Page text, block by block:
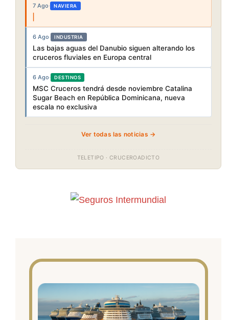
7 Ago· NAVIERA
6 Ago· INDUSTRIA
Las bajas aguas del Danubio siguen alterando los
cruceros fluviales en Europa central
6 Ago· DESTINOS
MSC Cruceros tendrá desde noviembre Catalina
Sugar Beach en República Dominicana, nueva
escala no exclusiva
Ver todas las noticias →
TELETIPO · CRUCEROADICTO